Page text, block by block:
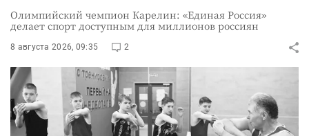
Олимпийский чемпион Карелин: «Единая Россия»
делает спорт доступным для миллионов россиян
8 августа 2026, 09:35 2